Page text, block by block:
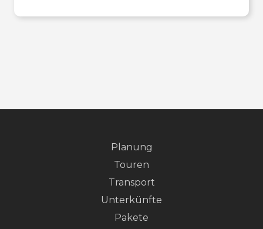
Planung
Touren
Transport
Unterkünfte
Pakete